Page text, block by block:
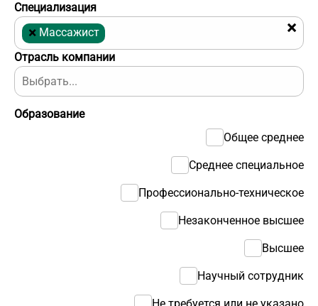
Отрасль компании
Образование
Общее среднее
Среднее специальное
Профессионально-техническое
Незаконченное высшее
Высшее
Научный сотрудник
Не требуется или не указано
Специализация
×
× Массажист